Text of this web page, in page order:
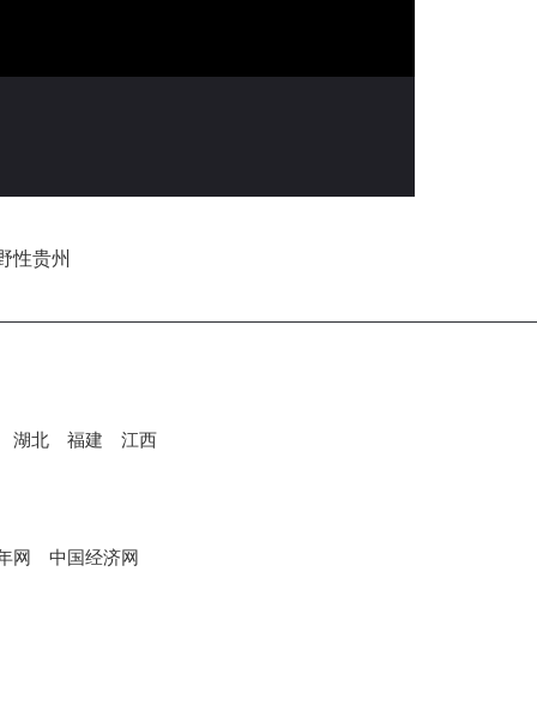
湖北 福建 江西
网 中国经济网